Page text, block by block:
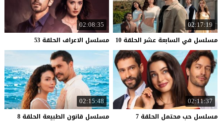
02:17:19
مسلسل في السابعة عشر الحلقة 10
02:08:35
مسلسل الاعراف الحلقة 53
02:11:37
مسلسل حب محتمل الحلقة 7
02:15:48
مسلسل قانون الطبيعة الحلقة 8